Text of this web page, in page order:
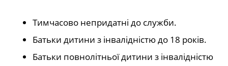
Тимчасово непридатні до служби.
Батьки дитини з інвалідністю до 18 років.
Батьки повнолітньої дитини з інвалідністю